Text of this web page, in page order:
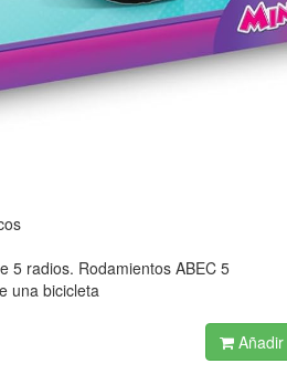
5 radios. Rodamientos ABEC 5
una bicicleta